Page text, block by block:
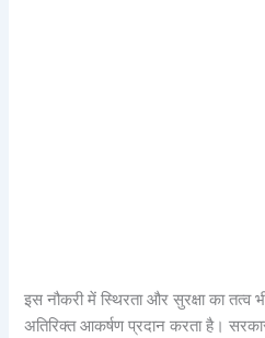
इस नौकरी में स्थिरता और सुरक्षा का तत्व
अतिरिक्त आकर्षण प्रदान करता है।